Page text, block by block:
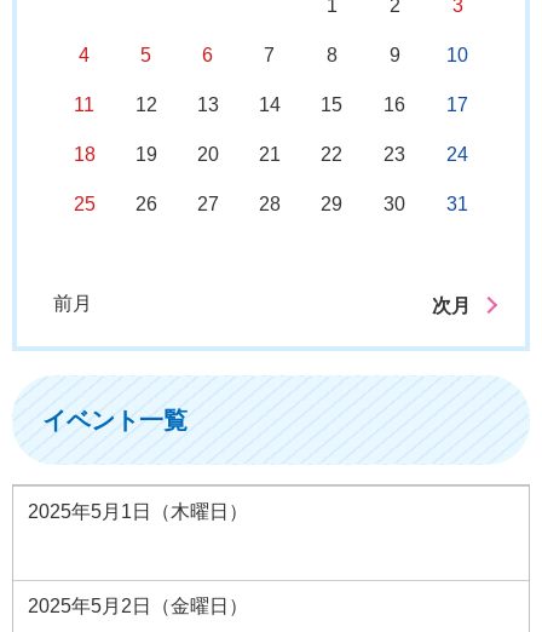
1 2 3
4 5 6 7 8 9 10
11 12 13 14 15 16 17
18 19 20 21 22 23 24
25 26 27 28 29 30 31
前月 次月
イベント一覧
2025年5月1日（木曜日）
2025年5月2日（金曜日）